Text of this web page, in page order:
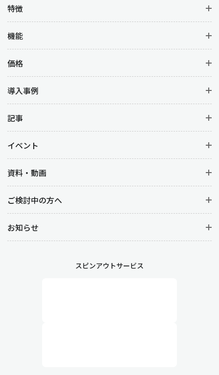
特徴
機能
価格
導入事例
記事
イベント
資料・動画
ご検討中の方へ
お知らせ
スピンアウトサービス